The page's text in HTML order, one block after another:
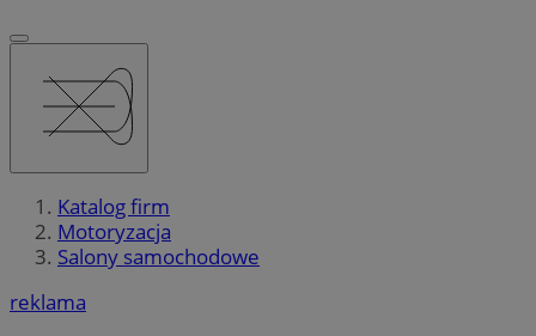
Katalog firm
Motoryzacja
Salony samochodowe
reklama